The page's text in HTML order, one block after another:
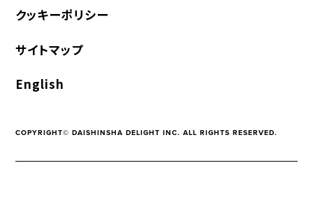
クッキーポリシー
サイトマップ
English
COPYRIGHT© DAISHINSHA DELIGHT INC. ALL RIGHTS RESERVED.